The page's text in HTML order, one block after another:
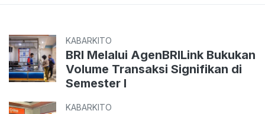
KABARKITO
BRI Melalui AgenBRILink Bukukan
Volume Transaksi Signifikan di
Semester I
KABARKITO